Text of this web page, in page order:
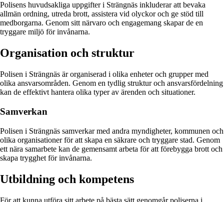
Polisens huvudsakliga uppgifter i Strängnäs inkluderar att bevaka
allmän ordning, utreda brott, assistera vid olyckor och ge stöd till
medborgarna. Genom sitt närvaro och engagemang skapar de en
tryggare miljö för invånarna.
Organisation och struktur
Polisen i Strängnäs är organiserad i olika enheter och grupper med
olika ansvarsområden. Genom en tydlig struktur och ansvarsfördelning
kan de effektivt hantera olika typer av ärenden och situationer.
Samverkan
Polisen i Strängnäs samverkar med andra myndigheter, kommunen och
olika organisationer för att skapa en säkrare och tryggare stad. Genom
ett nära samarbete kan de gemensamt arbeta för att förebygga brott och
skapa trygghet för invånarna.
Utbildning och kompetens
För att kunna utföra sitt arbete på bästa sätt genomgår poliserna i